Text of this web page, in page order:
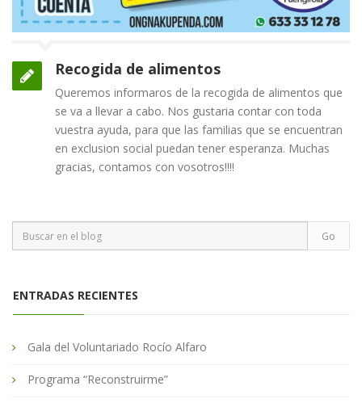
Recogida de alimentos
Queremos informaros de la recogida de alimentos que
se va a llevar a cabo. Nos gustaria contar con toda
vuestra ayuda, para que las familias que se encuentran
en exclusion social puedan tener esperanza. Muchas
gracias, contamos con vosotros!!!!
ENTRADAS RECIENTES
Gala del Voluntariado Rocío Alfaro
Programa “Reconstruirme”